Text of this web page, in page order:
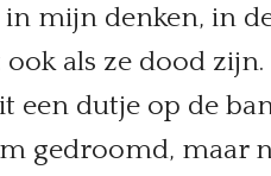
mijn denken, in
als ze dood
dutje op de
gedroomd, maar